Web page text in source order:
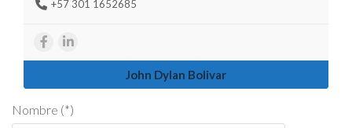
+57 301 1652685
John Dylan Bolivar
Nombre (*)